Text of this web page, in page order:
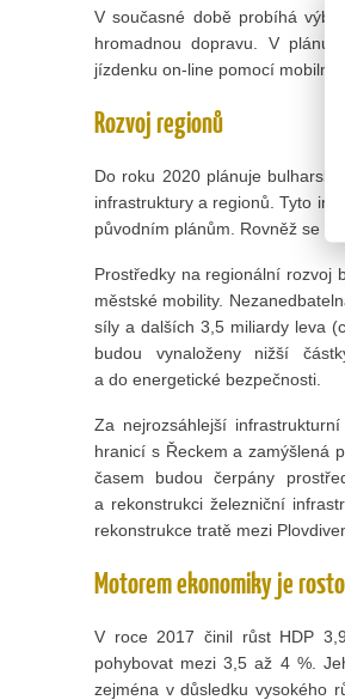
V současné době probíhá
hromadnou dopravu. V plánu
jízdenku on-line pomocí
Rozvoj regionů
Do roku 2020 plánuje
infrastruktury a regionů. Tyto
původním plánům. Rovněž se
Prostředky na regionální rozvoj
městské mobility.
síly a dalších 3,5 miliardy leva
budou vynaloženy nižší
a do energetické bezpečnosti.
Za nejrozsáhlejší
hranicí s Řeckem a zamýšlená
časem budou čerpány
a rekonstrukci železniční
rekonstrukce tratě mezi
Motorem ekonomiky je
V roce 2017 činil růst HDP
pohybovat mezi 3,5 až 4 %.
zejména v důsledku vysokého